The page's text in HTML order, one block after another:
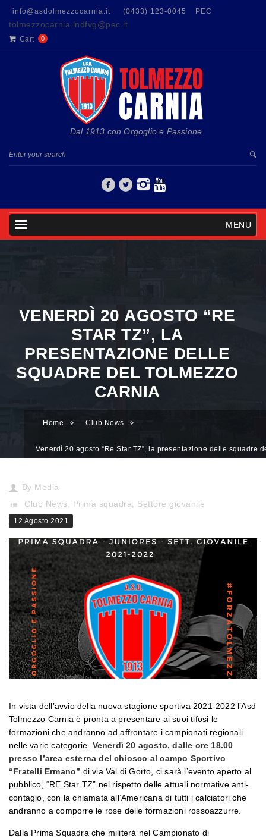
info@asdolmezzocarnia.it (0433) 123-0045 PEC
tolmezzocarnia.lndfvg@pec.it
Cart 0
Dal 1913 con Orgoglio e Passione
MENU
VENERDÌ 20 AGOSTO “RE
STAR TZ”, LA
PRESENTAZIONE DELLE
SQUADRE DEL TOLMEZZO
CARNIA
Home Club News
Venerdì 20 agosto “Re Star TZ”, la presentazione delle squadre
By Media
Club News, Prima squadra, Settore giovanile
12 Agosto 2021
In vista dell’avvio della nuova stagione sportiva 2021-2022 l’Asd
Tolmezzo Carnia è pronta a presentare ai suoi tifosi le
formazioni che andranno ad affrontare i campionati regionali
nelle varie categorie. Venerdì 20 agosto, dalle ore 18.00
presso l’area esterna del chiosco al campo Sportivo
“Fratelli Ermano” di via Val di Gorto, ci sarà l’evento aperto al
pubblico, “RE Star TZ” nel rispetto delle attuali normative anti-
contagio, con la chiamata all’Americana di tutti i calciatori che
andranno a comporre le rose delle formazioni rossoazzurre.
Dalla Prima Squadra che militerà nel Campionato di